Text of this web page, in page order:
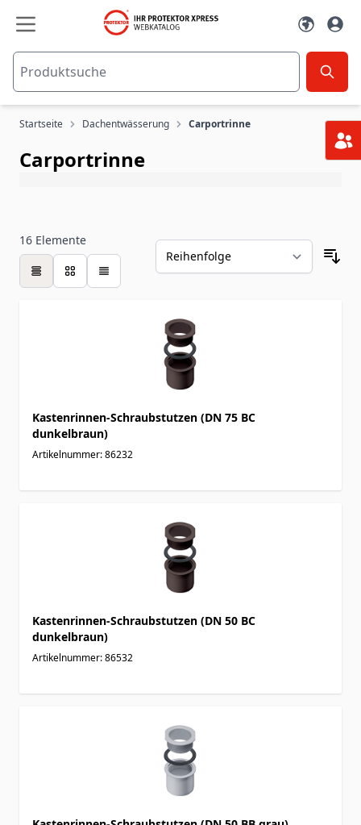
Zum Inhalt springen
Startseite Dachentwässerung Carportrinne
Carportrinne
16 Elemente
Tabelle
Kastenrinnen-Schraubstutzen (DN 75 BC
dunkelbraun)
Artikelnummer: 86232
Kastenrinnen-Schraubstutzen (DN 50 BC
dunkelbraun)
Artikelnummer: 86532